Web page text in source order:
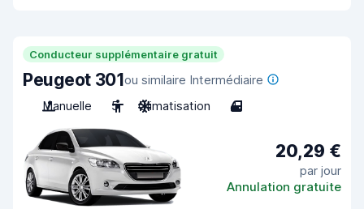
Conducteur supplémentaire gratuit
Peugeot 301ou similaire Intermédiaire
Manuelle
5 Climatisation 4
20,29 €
par jour
Annulation gratuite